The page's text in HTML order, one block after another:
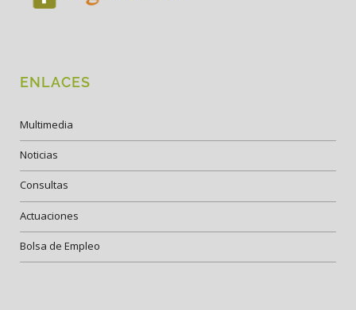
ENLACES
Multimedia
Noticias
Consultas
Actuaciones
Bolsa de Empleo